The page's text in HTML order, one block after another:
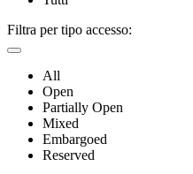
Filtra per tipo accesso:
All
Open
Partially Open
Mixed
Embargoed
Reserved